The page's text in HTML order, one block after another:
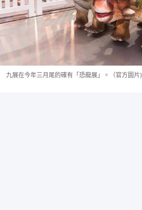
九展在今年三月尾的確有「恐龍展」。（官方圖片)